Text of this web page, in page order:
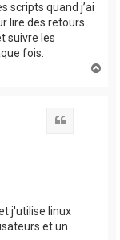
scripts quand j’ai
lire des retours
suivre les
fois.
j'utilise linux
et un